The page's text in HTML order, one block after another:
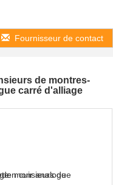
Fournisseur de contact
de montres-
carré d'alliage